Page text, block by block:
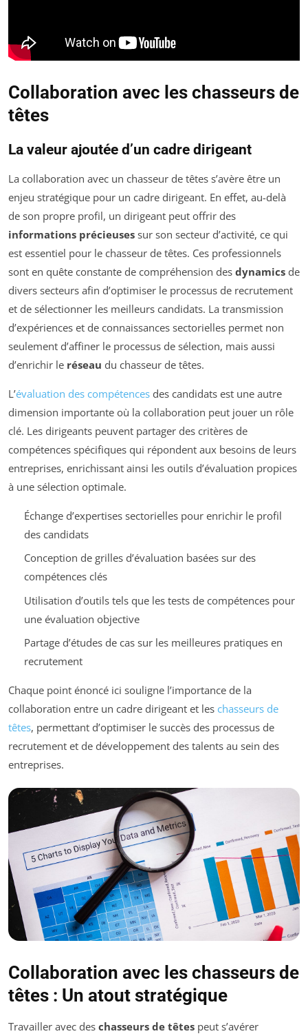
Collaboration avec les chasseurs de
têtes
La valeur ajoutée d’un cadre dirigeant
La collaboration avec un chasseur de têtes s’avère être un
enjeu stratégique pour un cadre dirigeant. En effet, au-delà
de son propre profil, un dirigeant peut offrir des
informations précieuses sur son secteur d’activité, ce qui
est essentiel pour le chasseur de têtes. Ces professionnels
sont en quête constante de compréhension des dynamics de
divers secteurs afin d’optimiser le processus de recrutement
et de sélectionner les meilleurs candidats. La transmission
d’expériences et de connaissances sectorielles permet non
seulement d’affiner le processus de sélection, mais aussi
d’enrichir le réseau du chasseur de têtes.
L’évaluation des compétences des candidats est une autre
dimension importante où la collaboration peut jouer un rôle
clé. Les dirigeants peuvent partager des critères de
compétences spécifiques qui répondent aux besoins de leurs
entreprises, enrichissant ainsi les outils d’évaluation propices
à une sélection optimale.
Échange d’expertises sectorielles pour enrichir le profil
des candidats
Conception de grilles d’évaluation basées sur des
compétences clés
Utilisation d’outils tels que les tests de compétences pour
une évaluation objective
Partage d’études de cas sur les meilleures pratiques en
recrutement
Chaque point énoncé ici souligne l’importance de la
collaboration entre un cadre dirigeant et les chasseurs de
têtes, permettant d’optimiser le succès des processus de
recrutement et de développement des talents au sein des
entreprises.
Collaboration avec les chasseurs de
têtes : Un atout stratégique
Travailler avec des chasseurs de têtes peut s’avérer